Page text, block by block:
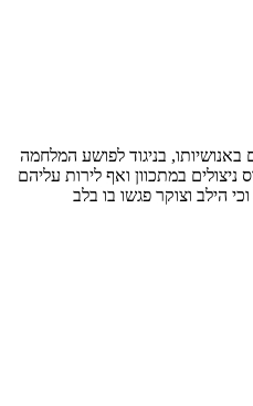
בניגוד לפושע המלחמה
במתכוון ואף לירות עליהם
הילב וצוקר פגשו בו בלב